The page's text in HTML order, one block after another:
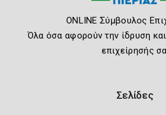
ONLINE Σύμβουλος
Όλα όσα αφορούν την ίδρυση και
επιχείρησής
Σελίδες